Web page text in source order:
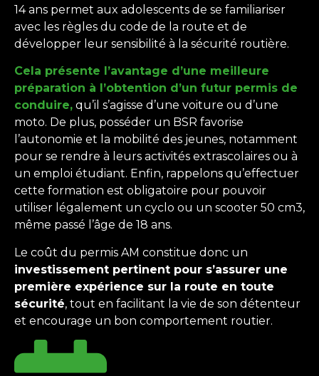
14 ans permet aux adolescents de se familiariser
avec les règles du code de la route et de
développer leur sensibilité à la sécurité routière.
Cela présente l’avantage d’une meilleure
préparation à l’obtention d’un futur permis de
conduire, qu’il s’agisse d’une voiture ou d’une
moto. De plus, posséder un BSR favorise
l’autonomie et la mobilité des jeunes, notamment
pour se rendre à leurs activités extrascolaires ou à
un emploi étudiant. Enfin, rappelons qu’effectuer
cette formation est obligatoire pour pouvoir
utiliser légalement un cyclo ou un scooter 50 cm3,
même passé l’âge de 18 ans.
Le coût du permis AM constitue donc un
investissement pertinent pour s’assurer une
première expérience sur la route en toute
sécurité, tout en facilitant la vie de son détenteur
et encourage un bon comportement routier.